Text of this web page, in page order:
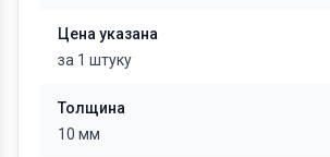
Цена указана
за 1 штуку
Толщина
10 мм